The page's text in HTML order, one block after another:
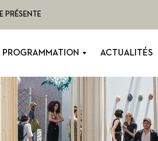
PRÉSENTE
PROGRAMMATION ACTUALITÉS